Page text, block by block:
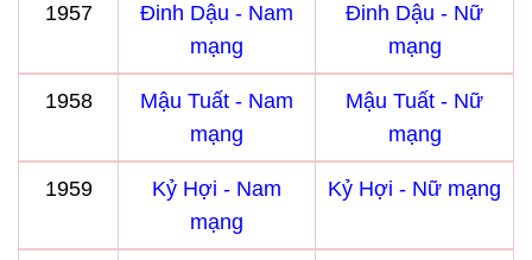
1957
Đinh Dậu - Nam
mạng
Đinh Dậu - Nữ
mạng
1958
Mậu Tuất - Nam
mạng
Mậu Tuất - Nữ
mạng
1959
Kỷ Hợi - Nam
mạng
Kỷ Hợi - Nữ mạng